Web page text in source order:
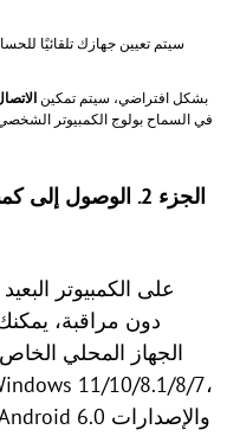
سيتم تعيين جهازك تلقائيًا
بشكل افتراضي، سيتم تمكين
في السماح بولوج الكمبيوتر الشخصي
الجزء 2. الوصول
دون مراقبة،
الجهاز المحلي